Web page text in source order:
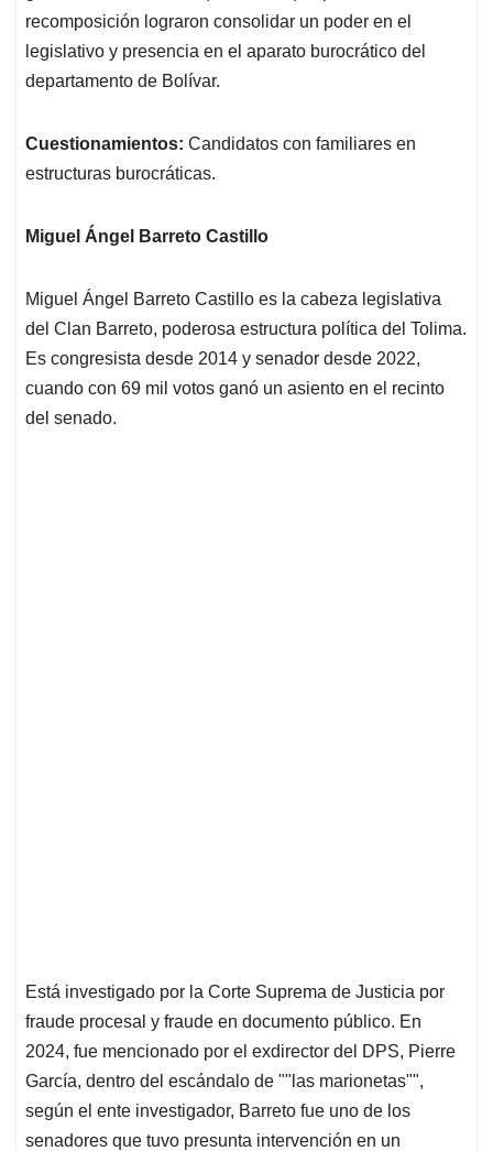
recomposición lograron consolidar un poder en el
legislativo y presencia en el aparato burocrático del
departamento de Bolívar.
Cuestionamientos: Candidatos con familiares en
estructuras burocráticas.
Miguel Ángel Barreto Castillo
Miguel Ángel Barreto Castillo es la cabeza legislativa
del Clan Barreto, poderosa estructura política del Tolima.
Es congresista desde 2014 y senador desde 2022,
cuando con 69 mil votos ganó un asiento en el recinto
del senado.
Está investigado por la Corte Suprema de Justicia por
fraude procesal y fraude en documento público. En
2024, fue mencionado por el exdirector del DPS, Pierre
García, dentro del escándalo de ""las marionetas"",
según el ente investigador, Barreto fue uno de los
senadores que tuvo presunta intervención en un